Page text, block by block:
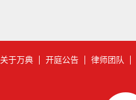
关于万典 开庭公告 律师团队